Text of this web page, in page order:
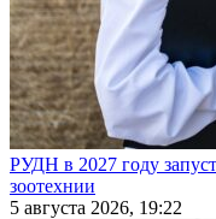
РУДН в 2027 году
зоотехнии
5 августа 2026, 19:22